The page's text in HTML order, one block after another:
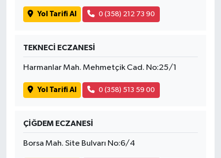
Yol Tarifi Al 0 (358) 212 73 90
TEKNECİ ECZANESİ
Harmanlar Mah. Mehmetçik Cad. No:25/1
Yol Tarifi Al 0 (358) 513 59 00
ÇİĞDEM ECZANESİ
Borsa Mah. Site Bulvarı No:6/4